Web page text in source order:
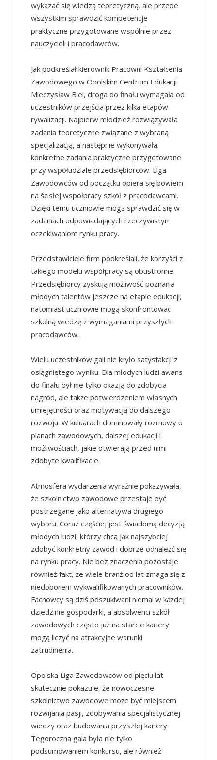
wykazać się wiedzą teoretyczną, ale przede
wszystkim sprawdzić kompetencje
praktyczne przygotowane wspólnie przez
nauczycieli i pracodawców.
Jak podkreślał kierownik Pracowni Kształcenia
Zawodowego w Opolskim Centrum Edukacji
Mieczysław Biel, droga do finału wymagała od
uczestników przejścia przez kilka etapów
rywalizacji. Najpierw młodzież rozwiązywała
zadania teoretyczne związane z wybraną
specjalizacją, a następnie wykonywała
konkretne zadania praktyczne przygotowane
przy współudziale przedsiębiorców. Liga
Zawodowców od początku opiera się bowiem
na ścisłej współpracy szkół z pracodawcami.
Dzięki temu uczniowie mogą sprawdzić się w
zadaniach odpowiadających rzeczywistym
oczekiwaniom rynku pracy.
Przedstawiciele firm podkreślali, że korzyści z
takiego modelu współpracy są obustronne.
Przedsiębiorcy zyskują możliwość poznania
młodych talentów jeszcze na etapie edukacji,
natomiast uczniowie mogą skonfrontować
szkolną wiedzę z wymaganiami przyszłych
pracodawców.
Wielu uczestników gali nie kryło satysfakcji z
osiągniętego wyniku. Dla młodych ludzi awans
do finału był nie tylko okazją do zdobycia
nagród, ale także potwierdzeniem własnych
umiejętności oraz motywacją do dalszego
rozwoju. W kuluarach dominowały rozmowy o
planach zawodowych, dalszej edukacji i
możliwościach, jakie otwierają przed nimi
zdobyte kwalifikacje.
Atmosfera wydarzenia wyraźnie pokazywała,
że szkolnictwo zawodowe przestaje być
postrzegane jako alternatywa drugiego
wyboru. Coraz częściej jest świadomą decyzją
młodych ludzi, którzy chcą jak najszybciej
zdobyć konkretny zawód i dobrze odnaleźć się
na rynku pracy. Nie bez znaczenia pozostaje
również fakt, że wiele branż od lat zmaga się z
niedoborem wykwalifikowanych pracowników.
Fachowcy są dziś poszukiwani niemal w każdej
dziedzinie gospodarki, a absolwenci szkół
zawodowych często już na starcie kariery
mogą liczyć na atrakcyjne warunki
zatrudnienia.
Opolska Liga Zawodowców od pięciu lat
skutecznie pokazuje, że nowoczesne
szkolnictwo zawodowe może być miejscem
rozwijania pasji, zdobywania specjalistycznej
wiedzy oraz budowania przyszłej kariery.
Tegoroczna gala była nie tylko
podsumowaniem konkursu, ale również